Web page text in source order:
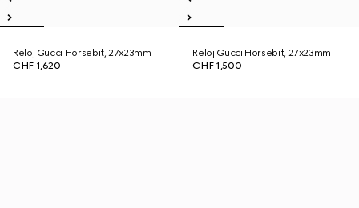
Reloj Gucci Horsebit, 27x23mm
CHF 1,620
Reloj Gucci Horsebit, 27x23mm
CHF 1,500